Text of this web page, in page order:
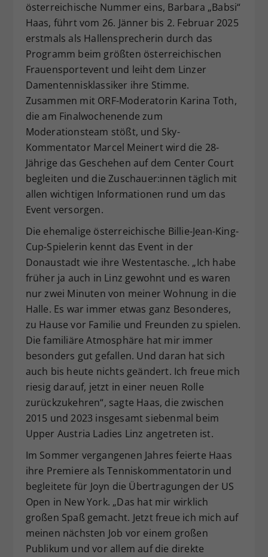
österreichische Nummer eins, Barbara „Babsi“
Haas, führt vom 26. Jänner bis 2. Februar 2025
erstmals als Hallensprecherin durch das
Programm beim größten österreichischen
Frauensportevent und leiht dem Linzer
Damentennisklassiker ihre Stimme.
Zusammen mit ORF-Moderatorin Karina Toth,
die am Finalwochenende zum
Moderationsteam stößt, und Sky-
Kommentator Marcel Meinert wird die 28-
Jährige das Geschehen auf dem Center Court
begleiten und die Zuschauer:innen täglich mit
allen wichtigen Informationen rund um das
Event versorgen.
Die ehemalige österreichische Billie-Jean-King-
Cup-Spielerin kennt das Event in der
Donaustadt wie ihre Westentasche. „Ich habe
früher ja auch in Linz gewohnt und es waren
nur zwei Minuten von meiner Wohnung in die
Halle. Es war immer etwas ganz Besonderes,
zu Hause vor Familie und Freunden zu spielen.
Die familiäre Atmosphäre hat mir immer
besonders gut gefallen. Und daran hat sich
auch bis heute nichts geändert. Ich freue mich
riesig darauf, jetzt in einer neuen Rolle
zurückzukehren“, sagte Haas, die zwischen
2015 und 2023 insgesamt siebenmal beim
Upper Austria Ladies Linz angetreten ist.
Im Sommer vergangenen Jahres feierte Haas
ihre Premiere als Tenniskommentatorin und
begleitete für Joyn die Übertragungen der US
Open in New York. „Das hat mir wirklich
großen Spaß gemacht. Jetzt freue ich mich auf
meinen nächsten Job vor einem großen
Publikum und vor allem auf die direkte
Zweck
Dieser Wert speichert Ihre Consent-
Einstellungen. Unter anderem eine
zufällig generierte ID, für die
historische Speicherung Ihrer
vorgenommen Einstellungen, falls der
Webseiten-Betreiber dies eingestellt